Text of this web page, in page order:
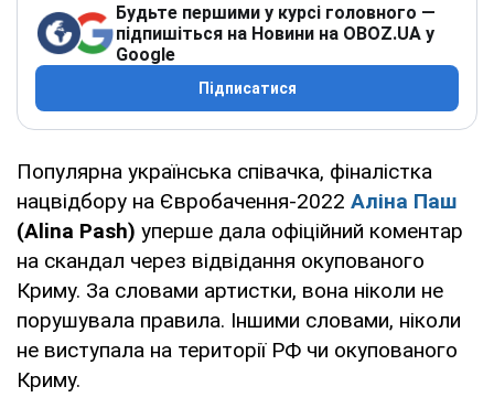
Будьте першими у курсі головного —
підпишіться на Новини на OBOZ.UA у
Google
Підписатися
Популярна українська співачка, фіналістка
нацвідбору на Євробачення-2022 Аліна Паш
(Alina Pash) уперше дала офіційний коментар
на скандал через відвідання окупованого
Криму. За словами артистки, вона ніколи не
порушувала правила. Іншими словами, ніколи
не виступала на території РФ чи окупованого
Криму.